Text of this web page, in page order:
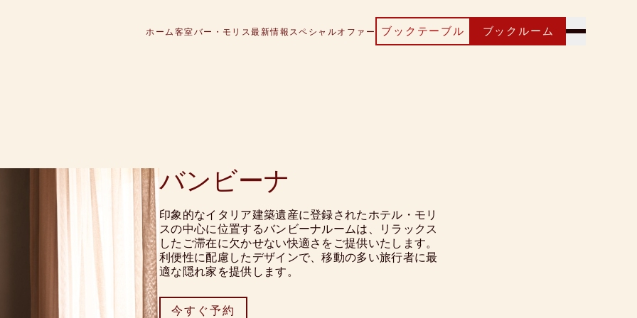
ホーム客室バー・モリス最新情報スペシャルオファー ブックテーブル ブックルーム
バンビーナ
印象的なイタリア建築遺産に登録されたホテル・モリ
スの中心に位置するバンビーナルームは、リラックス
したご滞在に欠かせない快適さをご提供いたします。
利便性に配慮したデザインで、移動の多い旅行者に最
適な隠れ家を提供します。
今すぐ予約